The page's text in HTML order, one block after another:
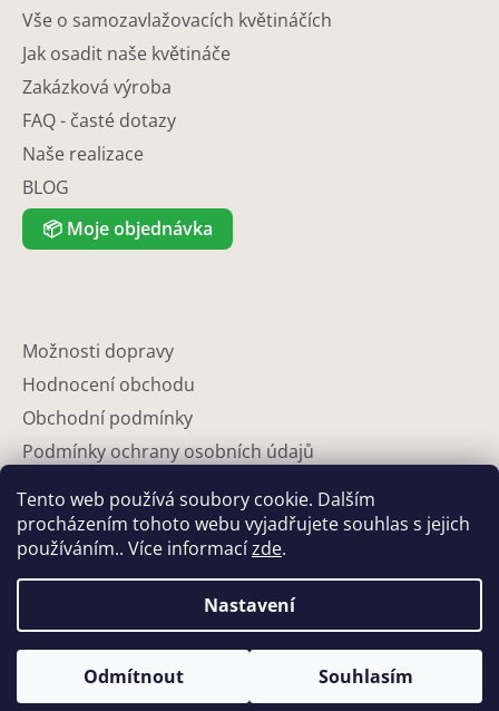
Tento web používá soubory cookie. Dalším
procházením tohoto webu vyjadřujete souhlas s jejich
používáním.. Více informacízde.
Nastavení
Odmítnout Souhlasím
Vše o samozavlažovacích květináčích
Jak osadit naše květináče
Zakázková výroba
FAQ - časté dotazy
Naše realizace
BLOG
📦 Moje objednávka
Možnosti dopravy
Hodnocení obchodu
Obchodní podmínky
Podmínky ochrany osobních údajů
Partneři
Kontakty